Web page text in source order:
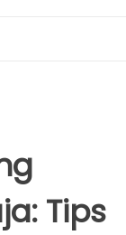
Tips